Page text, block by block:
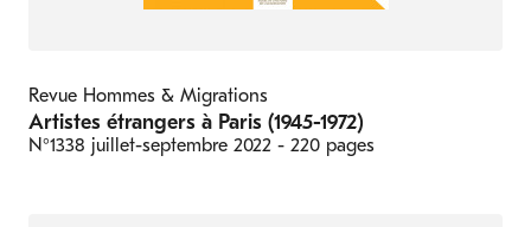
Revue Hommes & Migrations
Artistes étrangers à Paris (1945-1972)
N°1338 juillet-septembre 2022 - 220 pages